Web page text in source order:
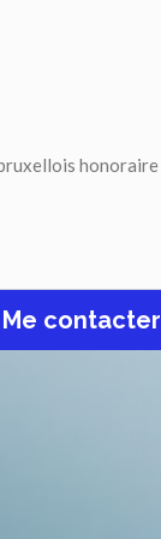
honoraire
Me contacter